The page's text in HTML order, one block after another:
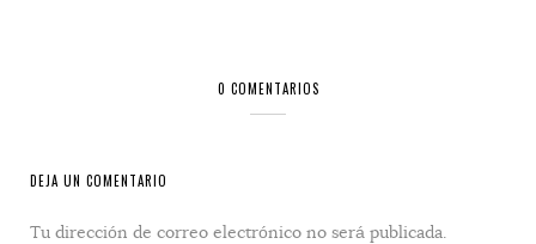
0 COMENTARIOS
DEJA UN COMENTARIO
Tu dirección de correo electrónico no será publicada.